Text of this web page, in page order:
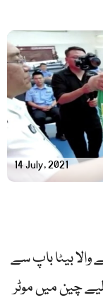
14 July, 2021
ہونے والا بیٹا باپ سے
چین میں موٹر